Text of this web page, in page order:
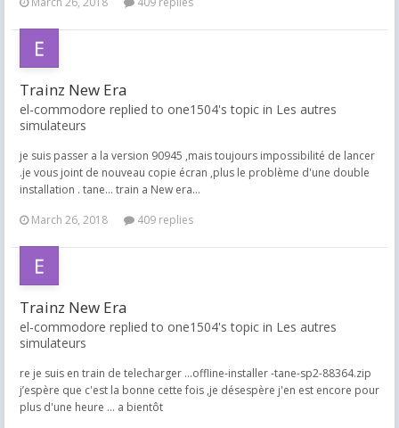
Trainz New Era
el-commodore replied to one1504's topic in Les autres
simulateurs
je suis passer a la version 90945 ,mais toujours impossibilité de lancer
.je vous joint de nouveau copie écran ,plus le problème d'une double
installation . tane... train a New era...
March 26, 2018
409 replies
Trainz New Era
el-commodore replied to one1504's topic in Les autres
simulateurs
re je suis en train de telecharger ...offline-installer -tane-sp2-88364.zip
j’espère que c'est la bonne cette fois ,je désespère j'en est encore pour
plus d'une heure ... a bientôt